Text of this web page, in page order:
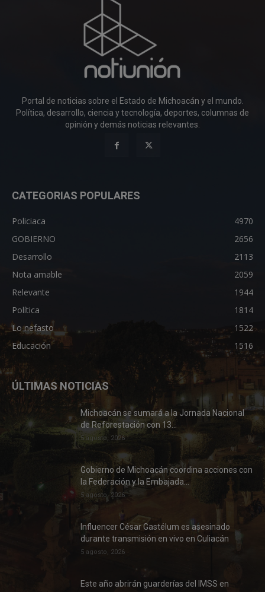
Portal de noticias sobre el Estado de Michoacán y el mundo.
Política, desarrollo, ciencia y tecnología, deportes, columnas de
opinión y demás noticias relevantes.
CATEGORIAS POPULARES
Policiaca
4970
GOBIERNO
2656
Desarrollo
2113
Nota amable
2059
Relevante
1944
Política
1814
Lo nefasto
1522
Educación
1516
ÚLTIMAS NOTICIAS
Michoacán se sumará a la Jornada Nacional
de Reforestación con 13...
5 agosto, 2026
Gobierno de Michoacán coordina acciones con
la Federación y la Embajada...
5 agosto, 2026
Influencer César Gastélum es asesinado
durante transmisión en vivo en Culiacán
5 agosto, 2026
Este año abrirán guarderías del IMSS en